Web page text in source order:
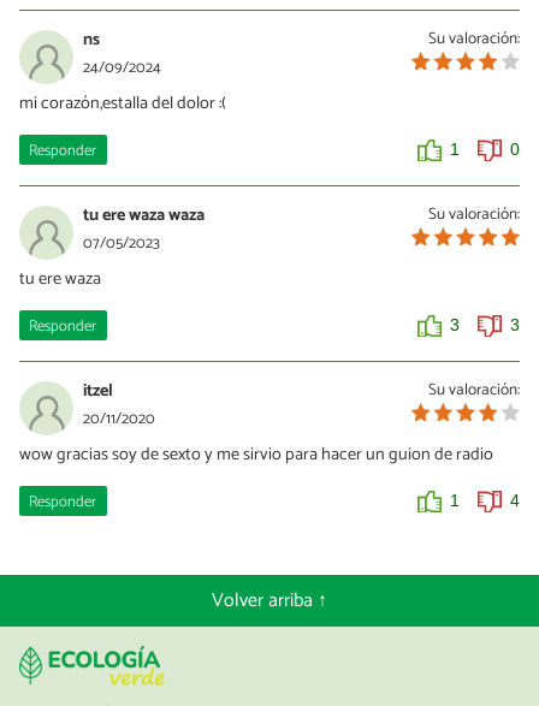
Su valoración:
ns
24/09/2024
mi corazón,estalla del dolor :(
Responder 1 0
Su valoración:
tu ere waza waza
07/05/2023
tu ere waza
Responder 3 3
Su valoración:
itzel
20/11/2020
wow gracias soy de sexto y me sirvio para hacer un guion de radio
Responder 1 4
Volver arriba ↑